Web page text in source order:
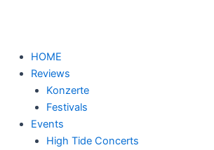
HOME
Reviews
Konzerte
Festivals
Events
High Tide Concerts